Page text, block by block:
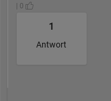
| 0
1
Antwort